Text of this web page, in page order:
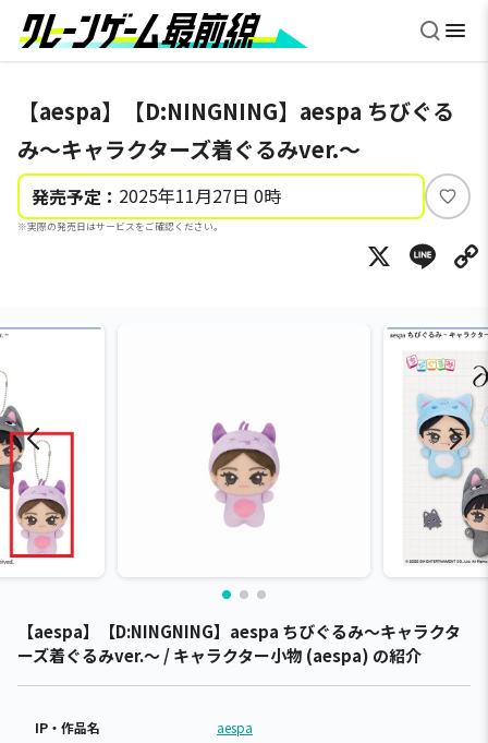
【aespa】【D:NINGNING】aespa ちびぐる
み～キャラクターズ着ぐるみver.～
発売予定： 2025年11月27日 0時
※実際の発売日はサービスをご確認ください。
い
ね
X
【aespa】【D:NINGNING】aespa ちびぐるみ～キャラクタ
ーズ着ぐるみver.～ / キャラクター小物 (aespa) の紹介
IP・作品名 aespa